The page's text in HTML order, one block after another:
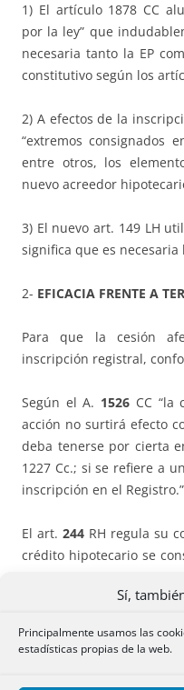
Sí,
Principalmente usamos las
estadísticas propias de la web.
1) El artículo 1878 CC
por la ley” que
necesaria tanto la EP
constitutivo según los
2) A efectos de la
“extremos consignados
entre otros, los
nuevo acreedor
3) El nuevo art. 149 LH
significa que es
2- EFICACIA FRENTE A
Para que la cesión
inscripción registral,
Según el A. 1526 CC
acción no surtirá efecto
deba tenerse por cierta
1227 Cc.; si se refiere a
inscripción en el Registro.”
El art. 244 RH regula su
crédito hipotecario se
los casos a que se refiere
Aunque es una